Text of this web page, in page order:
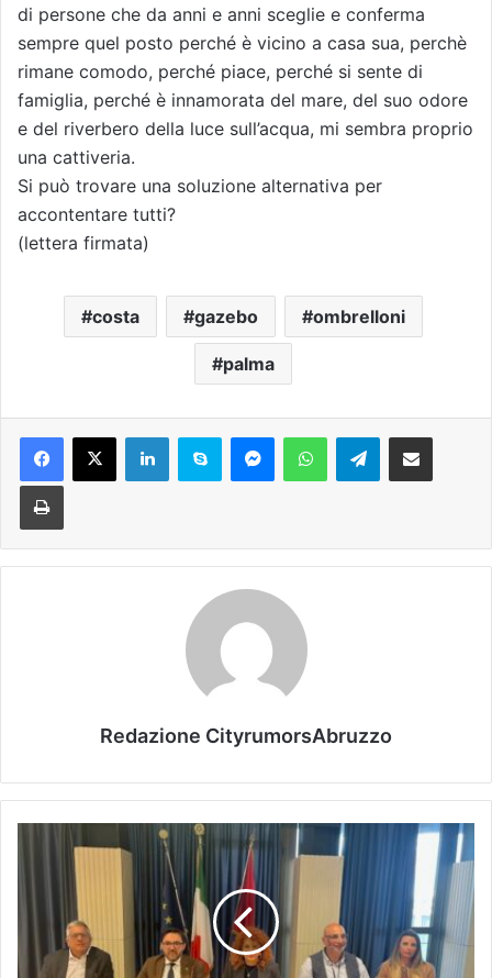
di persone che da anni e anni sceglie e conferma
sempre quel posto perché è vicino a casa sua, perchè
rimane comodo, perché piace, perché si sente di
famiglia, perché è innamorata del mare, del suo odore
e del riverbero della luce sull’acqua, mi sembra proprio
una cattiveria.
Si può trovare una soluzione alternativa per
accontentare tutti?
(lettera firmata)
costa gazebo ombrelloni
palma
Telegram
Redazione CityrumorsAbruzzo